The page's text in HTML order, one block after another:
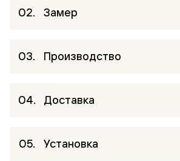
Замер
Производство
Доставка
Установка